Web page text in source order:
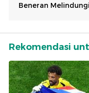
Rekomendasi